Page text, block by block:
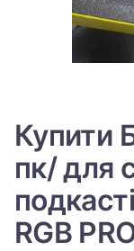
Купити
пк/ для
RGB